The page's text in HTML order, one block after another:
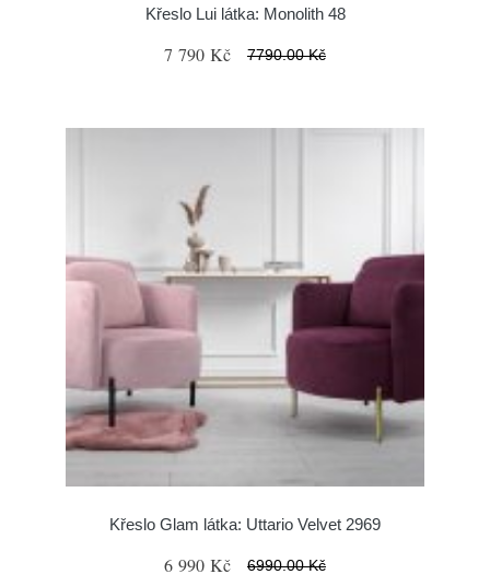
Křeslo Lui látka: Monolith 48
7 790 Kč 7790.00 Kč
Křeslo Glam látka: Uttario Velvet 2969
6 990 Kč 6990.00 Kč